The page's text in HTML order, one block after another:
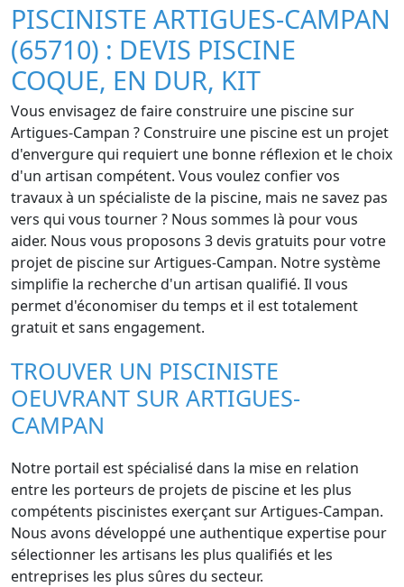
PISCINISTE ARTIGUES-CAMPAN
(65710) : DEVIS PISCINE
COQUE, EN DUR, KIT
Vous envisagez de faire construire une piscine sur
Artigues-Campan ? Construire une piscine est un projet
d'envergure qui requiert une bonne réflexion et le choix
d'un artisan compétent. Vous voulez confier vos
travaux à un spécialiste de la piscine, mais ne savez pas
vers qui vous tourner ? Nous sommes là pour vous
aider. Nous vous proposons 3 devis gratuits pour votre
projet de piscine sur Artigues-Campan. Notre système
simplifie la recherche d'un artisan qualifié. Il vous
permet d'économiser du temps et il est totalement
gratuit et sans engagement.
TROUVER UN PISCINISTE
OEUVRANT SUR ARTIGUES-
CAMPAN
Notre portail est spécialisé dans la mise en relation
entre les porteurs de projets de piscine et les plus
compétents piscinistes exerçant sur Artigues-Campan.
Nous avons développé une authentique expertise pour
sélectionner les artisans les plus qualifiés et les
entreprises les plus sûres du secteur.